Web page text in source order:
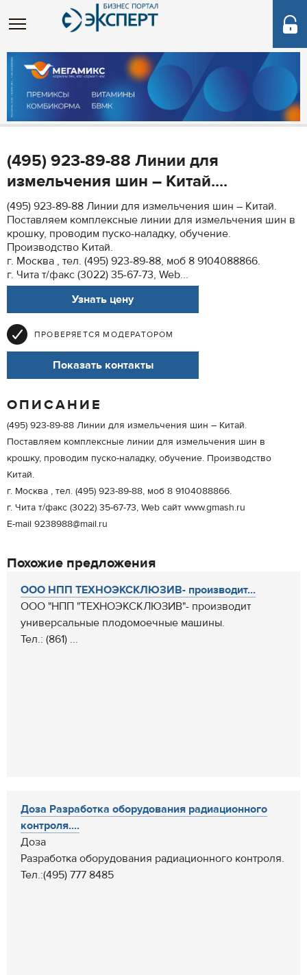
(495) 923-89-88 Линии для
измельчения шин – Китай....
(495) 923-89-88 Линии для измельчения шин – Китай.
Поставляем комплексные линии для измельчения шин в
крошку, проводим пуско-наладку, обучение.
Производство Китай.
г. Москва , тел. (495) 923-89-88, моб 8 9104088866.
г. Чита т/факс (3022) 35-67-73, Web...
Узнать цену
ПРОВЕРЯЕТСЯ МОДЕРАТОРОМ
Показать контакты
ОПИСАНИЕ
(495) 923-89-88 Линии для измельчения шин – Китай.
Поставляем комплексные линии для измельчения шин в
крошку, проводим пуско-наладку, обучение. Производство
Китай.
г. Москва , тел. (495) 923-89-88, моб 8 9104088866.
г. Чита т/факс (3022) 35-67-73, Web сайт www.gmash.ru
E-mail 9238988@mail.ru
Похожие предложения
ООО НПП ТЕХНОЭКСКЛЮЗИВ- производит...
ООО "НПП "ТЕХНОЭКСКЛЮЗИВ"- производит
универсальные плодомоечные машины.
Тел.: (861) ...
Доза Разработка оборудования радиационного
контроля....
Доза
Разработка оборудования радиационного контроля.
Тел.:(495) 777 8485